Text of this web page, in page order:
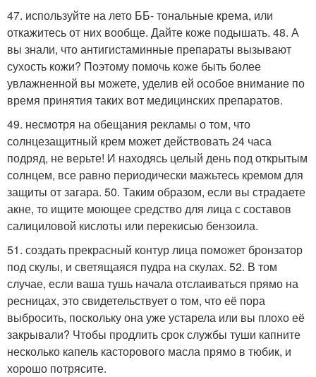
47. используйте на лето ББ- тональные крема, или
откажитесь от них вообще. Дайте коже подышать. 48. А
вы знали, что антигистаминные препараты вызывают
сухость кожи? Поэтому помочь коже быть более
увлажненной вы можете, уделив ей особое внимание по
время принятия таких вот медицинских препаратов.
49. несмотря на обещания рекламы о том, что
солнцезащитный крем может действовать 24 часа
подряд, не верьте! И находясь целый день под открытым
солнцем, все равно периодически мажьтесь кремом для
защиты от загара. 50. Таким образом, если вы страдаете
акне, то ищите моющее средство для лица с составов
салициловой кислоты или перекисью бензоила.
51. создать прекрасный контур лица поможет бронзатор
под скулы, и светящаяся пудра на скулах. 52. В том
случае, если ваша тушь начала отслаиваться прямо на
ресницах, это свидетельствует о том, что её пора
выбросить, поскольку она уже устарела или вы плохо её
закрывали? Чтобы продлить срок службы туши капните
несколько капель касторового масла прямо в тюбик, и
хорошо потрясите.